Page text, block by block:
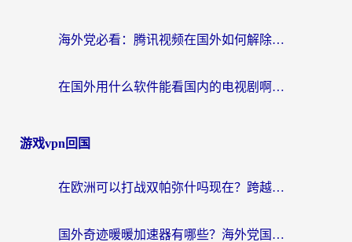
海外党必看：腾讯视频在国外如何解除地域限制？附优酷咪咕使用指南
在国外用什么软件能看国内的电视剧啊？留学生亲测有效的回国加速方案
游戏vpn回国
在欧洲可以打战双帕弥什吗现在？跨越延迟墙的实战指南
国外奇迹暖暖加速器有哪些？海外党国服游戏畅玩终极指南（附亲测推荐）